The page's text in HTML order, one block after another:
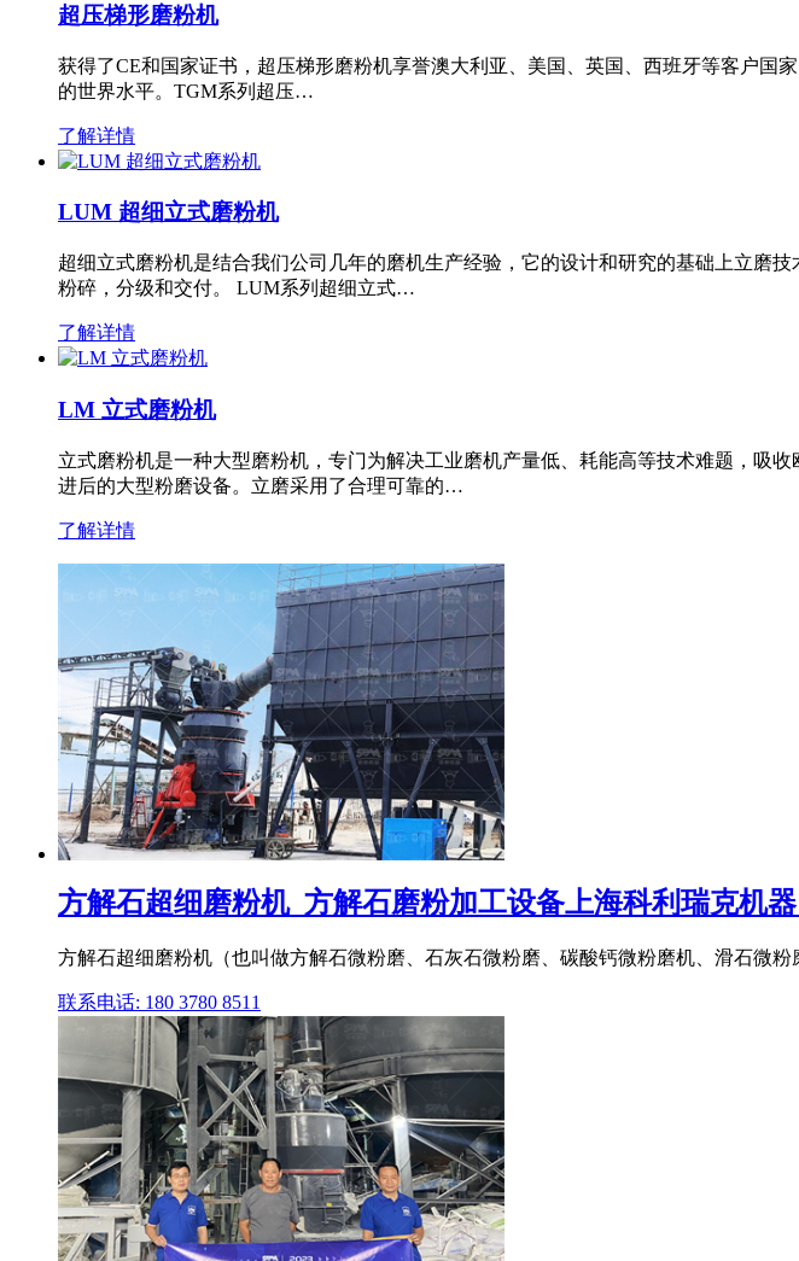
超压梯形磨粉机
获得了CE和国家证书，超压梯形磨粉机享誉澳大利亚、美国、英国、西班牙等客户
的世界水平。TGM系列超压…
了解详情
LUM 超细立式磨粉机
超细立式磨粉机是结合我们公司几年的磨机生产经验，它的设计和研究的基础上立磨
粉碎，分级和交付。 LUM系列超细立式…
了解详情
LM 立式磨粉机
立式磨粉机是一种大型磨粉机，专门为解决工业磨机产量低、耗能高等技术难题，吸
进后的大型粉磨设备。立磨采用了合理可靠的…
了解详情
方解石超细磨粉机_方解石磨粉加工设备上海科利瑞克机器
方解石超细磨粉机（也叫做方解石微粉磨、石灰石微粉磨、碳酸钙微粉磨机、滑石微
联系电话: 180 3780 8511